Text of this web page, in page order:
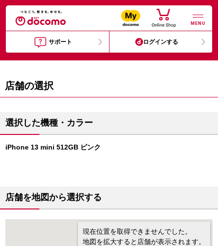
MENU
サポート ログインする
店舗の選択
選択した機種・カラー
iPhone 13 mini 512GB ピンク
店舗を地図から選択する
現在位置を取得できませんでした。
地図を拡大すると店舗が表示されます。